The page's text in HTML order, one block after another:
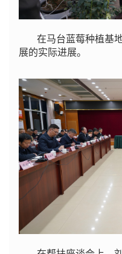
在马台蓝莓种植基
展的实际进展。